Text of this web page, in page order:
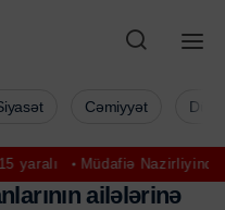
Müdafiə Nazirliyində hərbi
Cəmiyyət
ailələrinə